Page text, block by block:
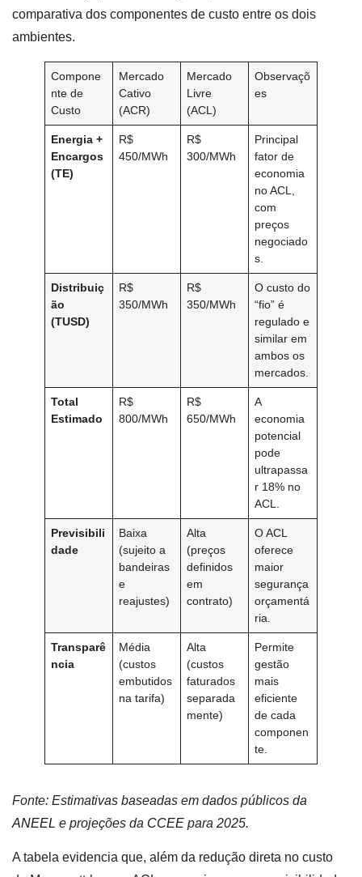
comparativa dos componentes de custo entre os dois
ambientes.
Compone
nte de
Custo
Mercado
Cativo
(ACR)
Mercado
Livre
(ACL)
Observaçõ
es
Energia +
Encargos
(TE)
R$
450/MWh
R$
300/MWh
Principal
fator de
economia
no ACL,
com
preços
negociado
s.
Distribuiç
ão
(TUSD)
R$
350/MWh
R$
350/MWh
O custo do
“fio” é
regulado e
similar em
ambos os
mercados.
Total
Estimado
R$
800/MWh
R$
650/MWh
A
economia
potencial
pode
ultrapassa
r 18% no
ACL.
Previsibili
dade
Baixa
(sujeito a
bandeiras
e
reajustes)
Alta
(preços
definidos
em
contrato)
O ACL
oferece
maior
segurança
orçamentá
ria.
Transparê
ncia
Média
(custos
embutidos
na tarifa)
Alta
(custos
faturados
separada
mente)
Permite
gestão
mais
eficiente
de cada
componen
te.
Fonte: Estimativas baseadas em dados públicos da
ANEEL e projeções da CCEE para 2025.
A tabela evidencia que, além da redução direta no custo